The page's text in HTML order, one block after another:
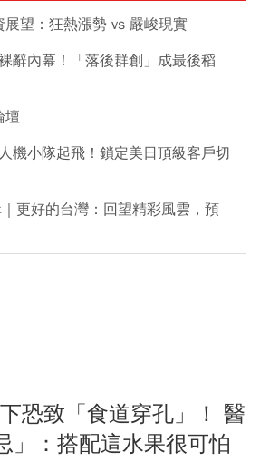
望：狂熱漲勢 vs 嚴峻現實
辭內幕！「落後群創」成最後稻
壇
機小隊起飛！鎖定美日頂級客戶切
更好的台灣：回望精彩風雲，預
恐致「食道穿孔」！ 醫
」：搭配這水果很可怕